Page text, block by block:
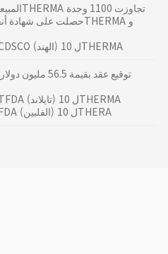
المبيعات التراكمية من 10THERMA تجاوزت 1100 وحدة
حصلت على شهادة CDSCO (الهند) ل 10THERMA
توقيع عقد بقيمة
حصلت على شهادة TFDA (تايلاند) ل 10THERMA
حصلت على شهادة FDA (الفلبين) ل 10THERA